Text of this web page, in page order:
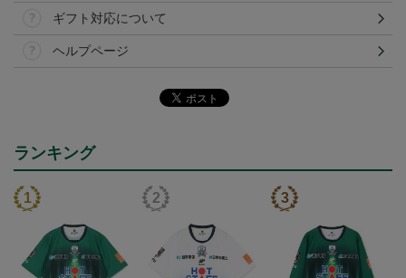
ギフト対応について
ヘルプページ
ランキング